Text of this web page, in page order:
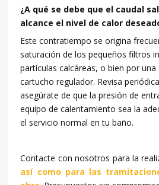
¿A qué se debe que el caudal
alcance el nivel de calor
Este contratiempo se origina
saturación de los pequeños filtros
partículas calcáreas, o bien por una
cartucho regulador. Revisa
asegúrate de que la presión de
equipo de calentamiento sea la
el servicio normal en tu baño.
Contacte con nosotros para la
así como para las